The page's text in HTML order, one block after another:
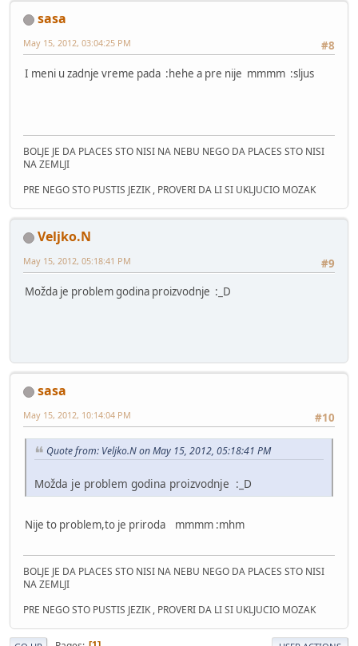
sasa
#8
May 15, 2012, 03:04:25 PM
I meni u zadnje vreme pada :hehe a pre nije mmmm :sljus
BOLJE JE DA PLACES STO NISI NA NEBU NEGO DA PLACES STO NISI
NA ZEMLJI
PRE NEGO STO PUSTIS JEZIK , PROVERI DA LI SI UKLJUCIO MOZAK
Veljko.N
#9
May 15, 2012, 05:18:41 PM
Možda je problem godina proizvodnje :_D
sasa
#10
May 15, 2012, 10:14:04 PM
Quote from: Veljko.N on May 15, 2012, 05:18:41 PM
Možda je problem godina proizvodnje :_D
Nije to problem,to je priroda mmmm :mhm
BOLJE JE DA PLACES STO NISI NA NEBU NEGO DA PLACES STO NISI
NA ZEMLJI
PRE NEGO STO PUSTIS JEZIK , PROVERI DA LI SI UKLJUCIO MOZAK